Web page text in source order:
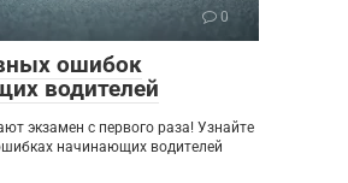
0
ошибок
водителей
экзамен с первого раза! Узнайте
начинающих водителей